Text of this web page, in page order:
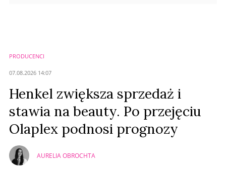
PRODUCENCI
07.08.2026 14:07
Henkel zwiększa sprzedaż i
stawia na beauty. Po przejęciu
Olaplex podnosi prognozy
AURELIA OBROCHTA